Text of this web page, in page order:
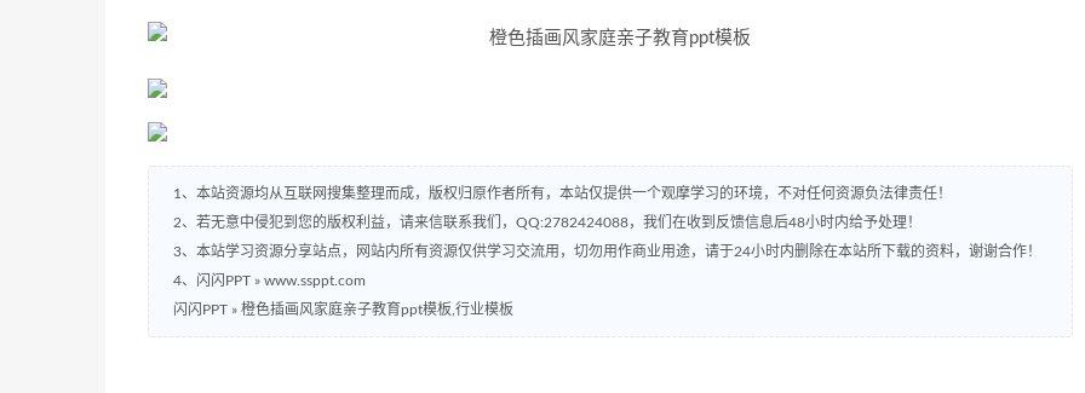
1、本站资源均从互联网搜集整理而成，版权归原作者所有，本站仅提供一个观摩学习的环境，不对任何资源负法律责任！
2、若无意中侵犯到您的版权利益，请来信联系我们，QQ:2782424088，我们在收到反馈信息后48小时内给予处理！
3、本站学习资源分享站点，网站内所有资源仅供学习交流用，切勿用作商业用途，请于24小时内删除在本站所下载的资料，谢谢合作！
4、闪闪PPT » www.ssppt.com
闪闪PPT » 橙色插画风家庭亲子教育ppt模板,行业模板